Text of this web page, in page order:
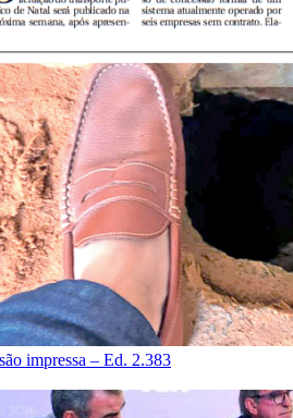
impressa – Ed. 2.383